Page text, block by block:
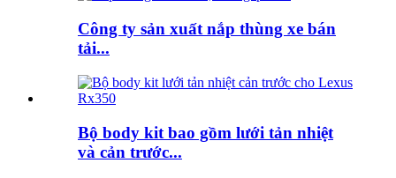
Công ty sản xuất nắp thùng xe bán
tải...
Bộ body kit bao gồm lưới tản nhiệt
và cản trước...